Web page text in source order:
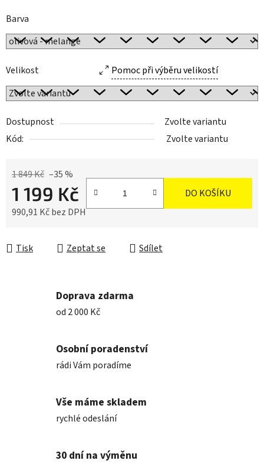
Barva
Velikost Pomoc při výběru velikostí
Dostupnost
Zvolte variantu
Kód:
Zvolte variantu
1 849 Kč –35 %
1 199 Kč
990,91 Kč bez DPH
DO KOŠÍKU
Tisk Zeptat se Sdílet
Doprava zdarma
od 2 000 Kč
Osobní poradenství
rádi Vám poradíme
Vše máme skladem
rychlé odeslání
30 dní na výměnu